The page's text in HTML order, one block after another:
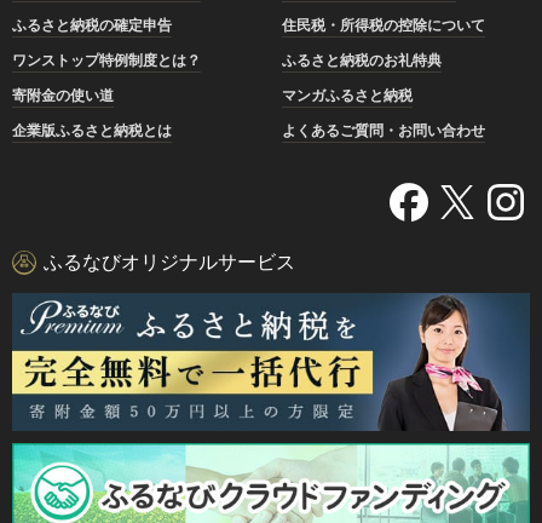
ふるさと納税の確定申告
住民税・所得税の控除について
ワンストップ特例制度とは？
ふるさと納税のお礼特典
寄附金の使い道
マンガふるさと納税
企業版ふるさと納税とは
よくあるご質問・お問い合わせ
ふるなびオリジナルサービス